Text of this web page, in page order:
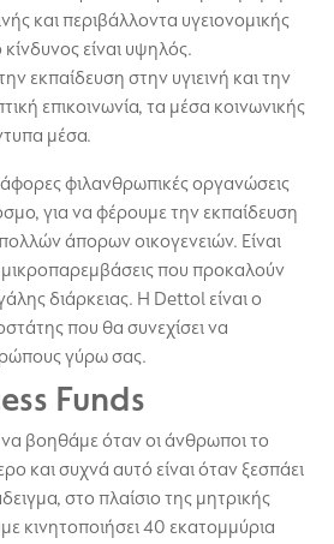
και περιβάλλοντα υγειονομικής
είναι υψηλός.
εκπαίδευση στην υγιεινή και την
επικοινωνία, τα μέσα κοινωνικής
μέσα.
φιλανθρωπικές οργανώσεις
για να φέρουμε την εκπαίδευση
άπορων οικογενειών. Είναι
που προκαλούν
διάρκειας. Η Dettol είναι ο
που θα συνεχίσει να
γύρω σας.
Funds
βοηθάμε όταν οι άνθρωποι το
και συχνά αυτό είναι όταν ξεσπάει
στο πλαίσιο της μητρικής
κινητοποιήσει 40 εκατομμύρια